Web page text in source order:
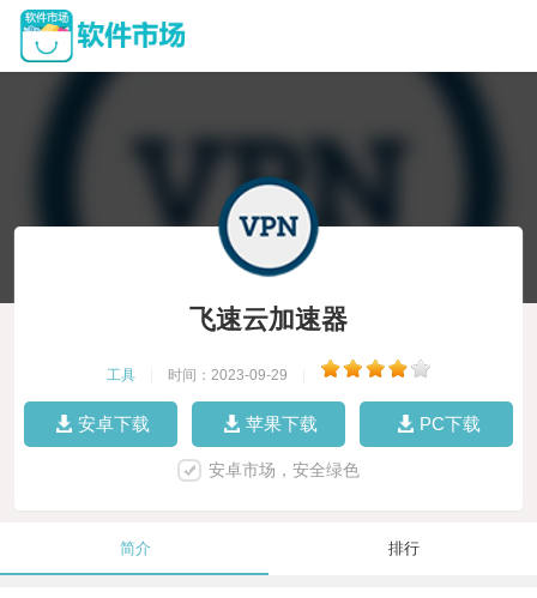
飞速云加速器
工具 时间：2023-09-29
安卓下载 苹果下载 PC下载
安卓市场，安全绿色
简介 排行